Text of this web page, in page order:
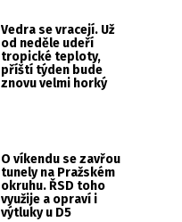
Vedra se vracejí. Už
od neděle udeří
tropické teploty,
příští týden bude
znovu velmi horký
O víkendu se zavřou
tunely na Pražském
okruhu. ŘSD toho
využije a opraví i
výtluky u D5